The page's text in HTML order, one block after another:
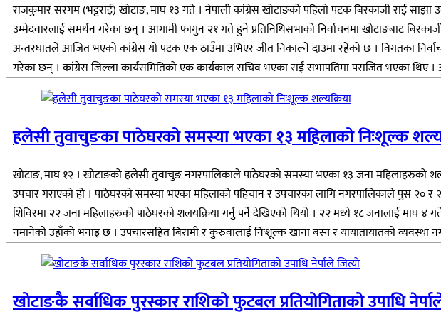
राजकुमार सरगम (भट्टराई) खोटाङ, माघ १३ गते । नेपाली कांग्रेस खोटाङको पहिलो पटक बिरकाजी राई
उम्मेदवारलाई समर्थन गरेका छन् । आगामी फागुन २१ गते हुने प्रतिनिधिसभाको निर्वाचनमा खोटाङबाट
अन्तरघातले आजित भएको कांग्रेस यो पटक एक ठाउँमा उभिएर जीत निकाल्ने दाउमा रहेको छ । विगतका
गरेका छन् । कांग्रेस जिल्ला कार्यसमितिको एक कार्यकाल सचिव भएका राई सभापतिमा पराजित भएका थिए ।
हलेसी तुवाचुङका पाठेघरको समस्या भएका १३ महिलाको निःशूल्क
खोटाङ, माघ १२ । खोटाङको हलेसी तुवाचुङ नगरपालिकाले पाठेघरको समस्या भएका १३ जना महिलाहरुको
उपचार गराएको हो । पाठेघरको समस्या भएका महिलाको पहिचान र उपचारका लागि नगरपालिकाले पुस २० र
शिविरमा २२ जना महिलाहरुको पाठेघरको शलयक्रिया गर्नु पर्ने देखिएको थियो । २२ मध्ये १८ जनालाई
नमानेको उहाँको भनाइ छ । उपचारसहित बिरामी र कुरुवालाई निःशूल्क खाना बस्न र यायातायातको
खोटाङकै सर्वाधिक पुरस्कार राशिको फुटबल प्रतियोगिताको उपाधि